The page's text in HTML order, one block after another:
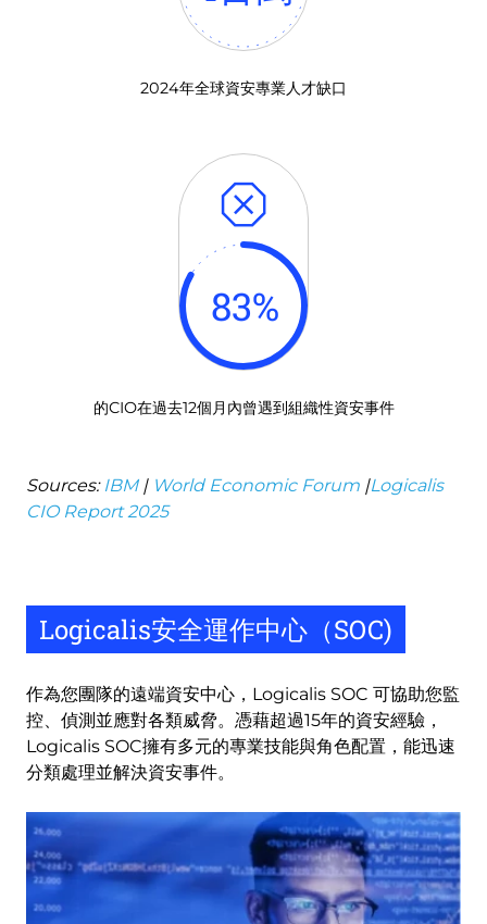
2024年全球資安專業人才缺口
83%
的CIO在過去12個月內曾遇到組織性資安事件
Sources: IBM | World Economic Forum |Logicalis
CIO Report 2025
Logicalis安全運作中心（SOC)
作為您團隊的遠端資安中心，Logicalis SOC 可協助您監
控、偵測並應對各類威脅。憑藉超過15年的資安經驗，
Logicalis SOC擁有多元的專業技能與角色配置，能迅速
分類處理並解決資安事件。